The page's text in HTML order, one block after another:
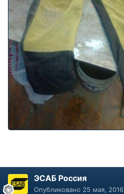
ЭСАБ Россия
Опубликовано 25 мая, 2016